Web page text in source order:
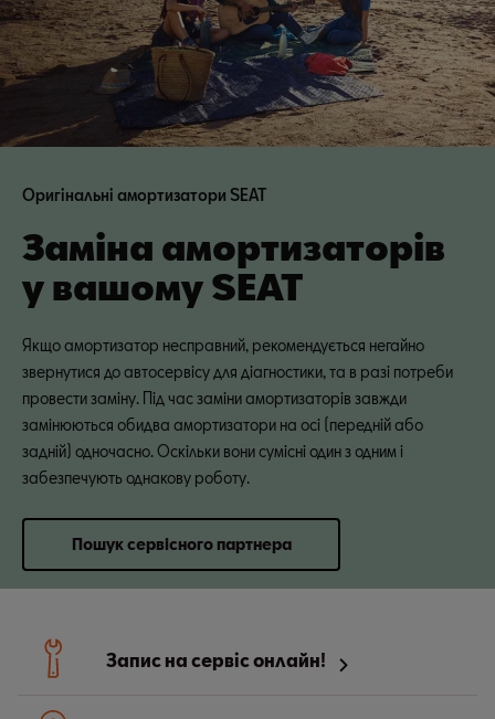
Оригінальні амортизатори SEAT
Заміна амортизаторів
у вашому SEAT
Якщо амортизатор несправний, рекомендується негайно
звернутися до автосервісу для діагностики, та в разі потреби
провести заміну. Під час заміни амортизаторів завжди
замінюються обидва амортизатори на осі (передній або
задній) одночасно. Оскільки вони сумісні один з одним і
забезпечують однакову роботу.
Пошук сервісного партнера
Запис на сервіс онлайн!